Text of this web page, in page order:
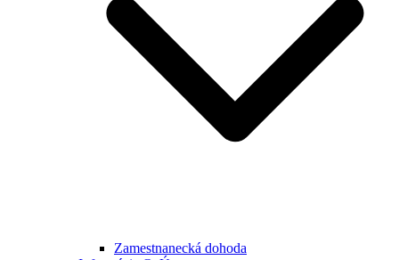
Zamestnanecká dohoda